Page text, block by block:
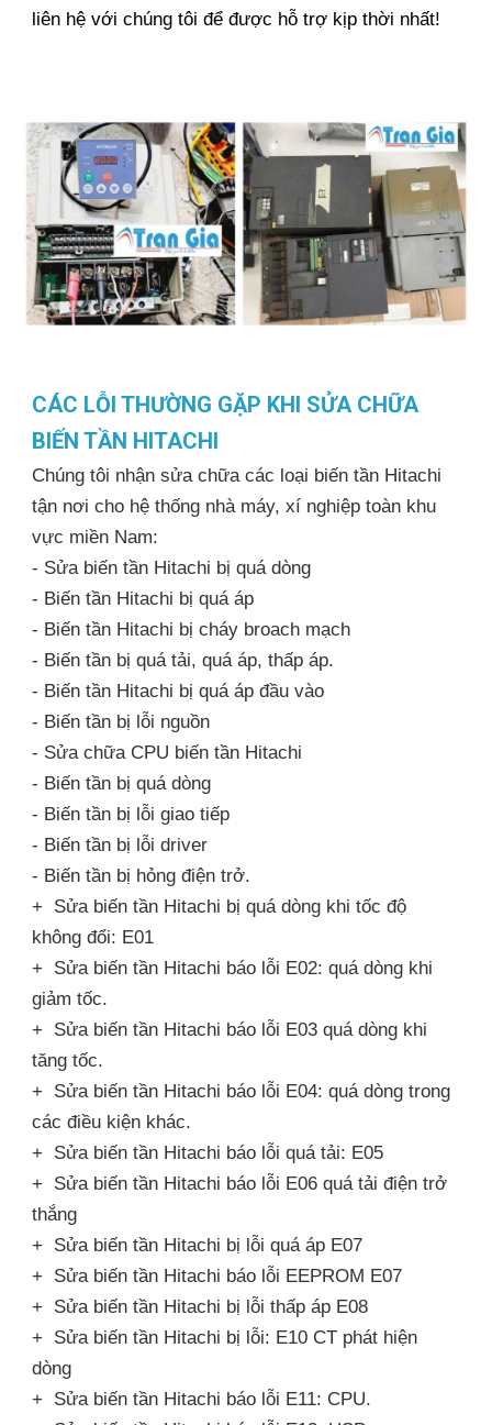
liên hệ với chúng tôi để được hỗ trợ kịp thời nhất!
CÁC LỖI THƯỜNG GẶP KHI SỬA CHỮA
BIẾN TẦN HITACHI
Chúng tôi nhận sửa chữa các loại biến tần Hitachi
tận nơi cho hệ thống nhà máy, xí nghiệp toàn khu
vực miền Nam:
- Sửa biến tần Hitachi bị quá dòng
- Biến tần Hitachi bị quá áp
- Biến tần Hitachi bị cháy broach mạch
- Biến tần bị quá tải, quá áp, thấp áp.
- Biến tần Hitachi bị quá áp đầu vào
- Biến tần bị lỗi nguồn
- Sửa chữa CPU biến tần Hitachi
- Biến tần bị quá dòng
- Biến tần bị lỗi giao tiếp
- Biến tần bị lỗi driver
- Biến tần bị hỏng điện trở.
+ Sửa biến tần Hitachi bị quá dòng khi tốc độ
không đổi: E01
+ Sửa biến tần Hitachi báo lỗi E02: quá dòng khi
giảm tốc.
+ Sửa biến tần Hitachi báo lỗi E03 quá dòng khi
tăng tốc.
+ Sửa biến tần Hitachi báo lỗi E04: quá dòng trong
các điều kiện khác.
+ Sửa biến tần Hitachi báo lỗi quá tải: E05
+ Sửa biến tần Hitachi báo lỗi E06 quá tải điện trở
thắng
+ Sửa biến tần Hitachi bị lỗi quá áp E07
+ Sửa biến tần Hitachi báo lỗi EEPROM E07
+ Sửa biến tần Hitachi bị lỗi thấp áp E08
+ Sửa biến tần Hitachi bị lỗi: E10 CT phát hiện
dòng
+ Sửa biến tần Hitachi báo lỗi E11: CPU.